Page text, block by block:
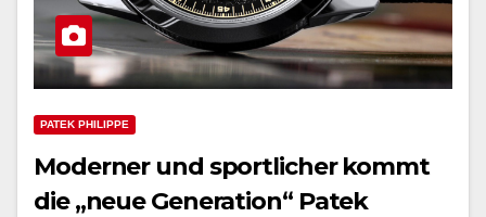
PATEK PHILIPPE
Moderner und sportlicher kommt
die „neue Generation“ Patek